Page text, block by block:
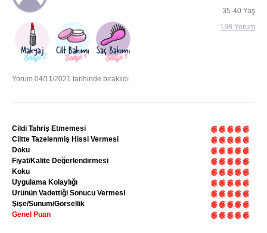
Yorum 04/11/2021 tarihinde bırakıldı
35-40 Yaş
198 Yorum
Cildi Tahriş Etmemesi
Ciltte Tazelenmiş Hissi Vermesi
Doku
Fiyat/Kalite Değerlendirmesi
Koku
Uygulama Kolaylığı
Ürünün Vadettiği Sonucu Vermesi
Şişe/Sunum/Görsellik
Genel Puan